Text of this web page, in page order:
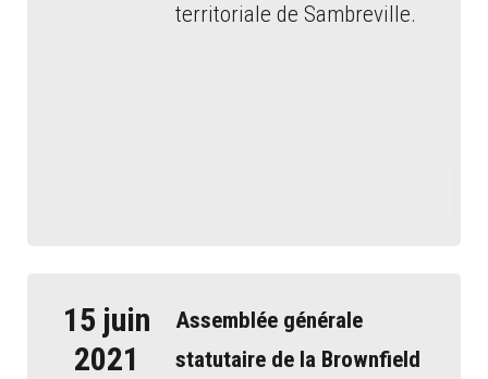
territoriale de Sambreville.
15 juin
2021
Assemblée générale
statutaire de la Brownfield